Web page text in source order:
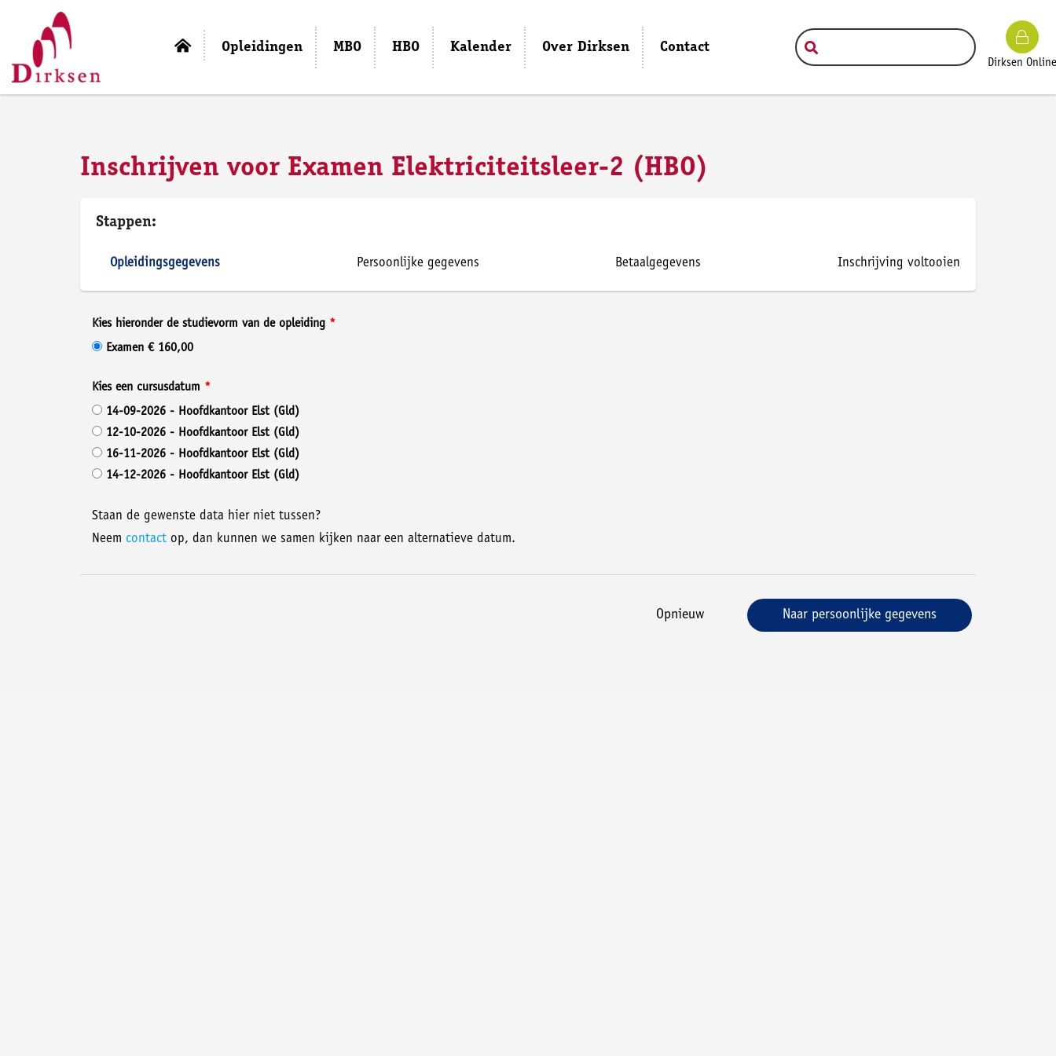
Opleidingen MBO HBO Kalender Over Dirksen Contact
Dirksen Online
Inschrijven voor Examen Elektriciteitsleer-2 (HBO)
Stappen:
Opleidingsgegevens Persoonlijke gegevens Betaalgegevens Inschrijving voltooien
Kies hieronder de studievorm van de opleiding
Examen € 160,00
Kies een cursusdatum
14-09-2026 - Hoofdkantoor Elst (Gld)
12-10-2026 - Hoofdkantoor Elst (Gld)
16-11-2026 - Hoofdkantoor Elst (Gld)
14-12-2026 - Hoofdkantoor Elst (Gld)
Staan de gewenste data hier niet tussen?
Neem contact op, dan kunnen we samen kijken naar een alternatieve datum.
Naar persoonlijke gegevens
opnieuw